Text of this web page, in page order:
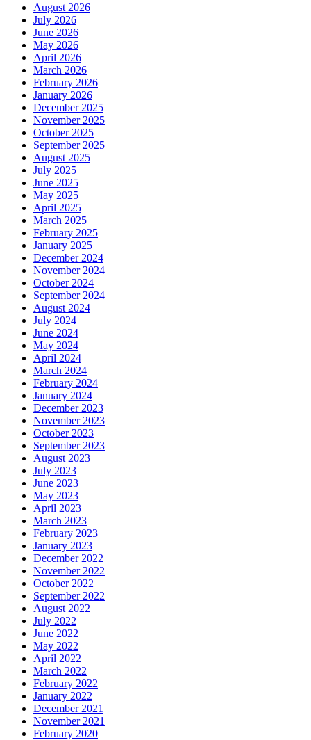
August 2026
July 2026
June 2026
May 2026
April 2026
March 2026
February 2026
January 2026
December 2025
November 2025
October 2025
September 2025
August 2025
July 2025
June 2025
May 2025
April 2025
March 2025
February 2025
January 2025
December 2024
November 2024
October 2024
September 2024
August 2024
July 2024
June 2024
May 2024
April 2024
March 2024
February 2024
January 2024
December 2023
November 2023
October 2023
September 2023
August 2023
July 2023
June 2023
May 2023
April 2023
March 2023
February 2023
January 2023
December 2022
November 2022
October 2022
September 2022
August 2022
July 2022
June 2022
May 2022
April 2022
March 2022
February 2022
January 2022
December 2021
November 2021
February 2020